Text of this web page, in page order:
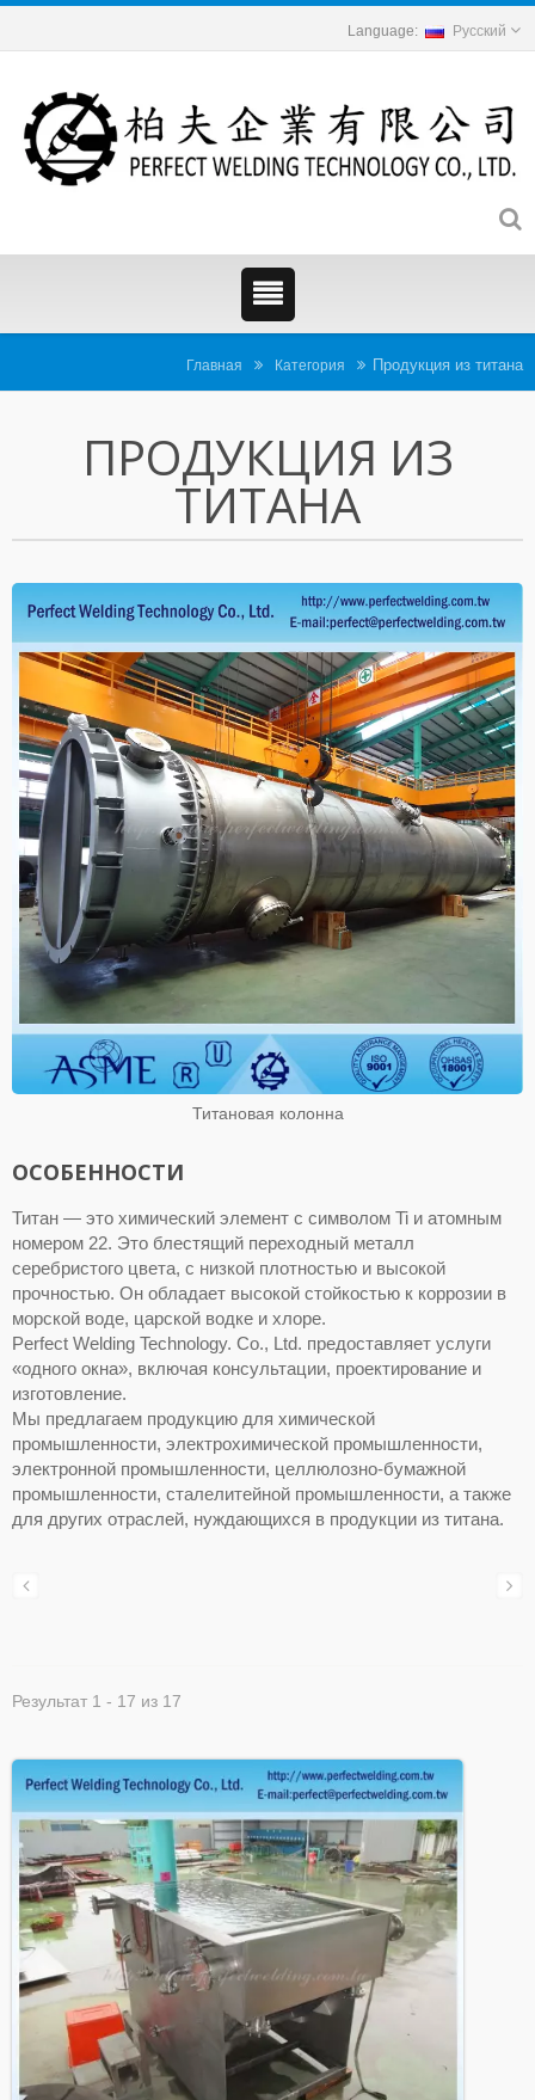
Русский
Главная Категория Продукция из титана
ПРОДУКЦИЯ ИЗ
ТИТАНА
Титановая колонна
ОСОБЕННОСТИ
Титан — это химический элемент с символом Ti и атомным
номером 22. Это блестящий переходный металл
серебристого цвета, с низкой плотностью и высокой
прочностью. Он обладает высокой стойкостью к коррозии в
морской воде, царской водке и хлоре.
Perfect Welding Technology. Co., Ltd. предоставляет услуги
«одного окна», включая консультации, проектирование и
изготовление.
Мы предлагаем продукцию для химической
промышленности, электрохимической промышленности,
электронной промышленности, целлюлозно-бумажной
промышленности, сталелитейной промышленности, а также
для других отраслей, нуждающихся в продукции из титана.
Результат 1 - 17 из 17